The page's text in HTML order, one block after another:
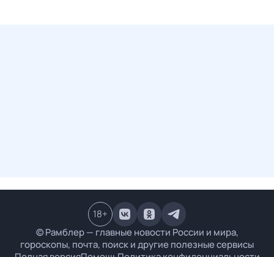
© Рамблер — главные новости России и мира,
гороскопы, почта, поиск и другие полезные сервисы
18+